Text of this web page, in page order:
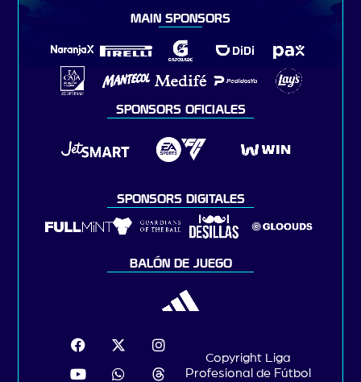
MAIN SPONSORS
SPONSORS OFICIALES
SPONSORS DIGITALES
BALÓN DE JUEGO
Copyright Liga
Profesional de Fútbol